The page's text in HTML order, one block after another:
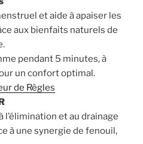
et aide à apaiser les
aux bienfaits naturels de
pendant 5 minutes, à
un confort optimal.
de Règles
et au drainage
à une synergie de fenouil,